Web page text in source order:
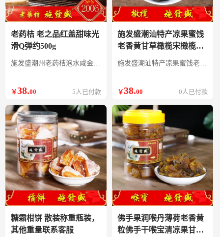
老药桔 老之品红盖甜味光
滑Q弹约500g
施发盛潮州老药桔泡水咸金橘腌制陈年冰糖金桔干茶蜜饯潮汕三宝06
￥38.00 5人已付款
施发盛潮汕特产凉果蜜饯
老香黄甘草橄榄宋橄榄无
核休闲果脯零食 散装称重
施发盛潮汕特产凉果蜜饯老香黄甘草橄榄宋橄榄无核休闲果脯零食
￥38.00 0人已付款
糖霜柑饼 散装称重瓶装，
其他重量联系客服
佛手果润喉丹薄荷老香黄
粒佛手干喉宝清凉果甘香